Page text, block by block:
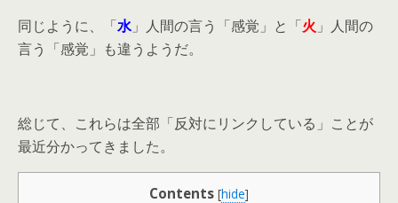
同じように、「水」人間の言う「感覚」と「火 」人間の
言う「感覚」も違うようだ。
総じて、これらは全部「反対にリンクしている」ことが
最近分かってきました。
Contents [hide]